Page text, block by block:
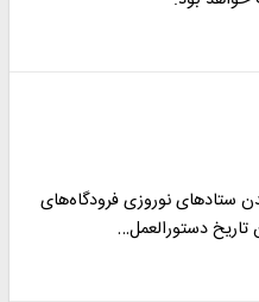
ستاد‌های نوروزی فرودگاه‌های